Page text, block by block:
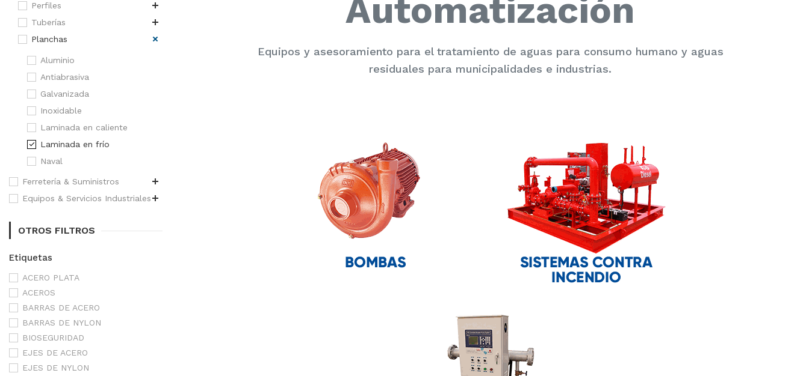
Perfiles
Tuberías
Planchas
Aluminio
Antiabrasiva
Galvanizada
Inoxidable
Laminada en caliente
Laminada en frío
Naval
Ferretería & Suministros
Equipos & Servicios Industriales
OTROS FILTROS
Etiquetas
ACERO PLATA
ACEROS
BARRAS DE ACERO
BARRAS DE NYLON
BIOSEGURIDAD
EJES DE ACERO
EJES DE NYLON
Automatización
Equipos y asesoramiento para el tratamiento de aguas para consumo humano y aguas
residuales para municipalidades e industrias.